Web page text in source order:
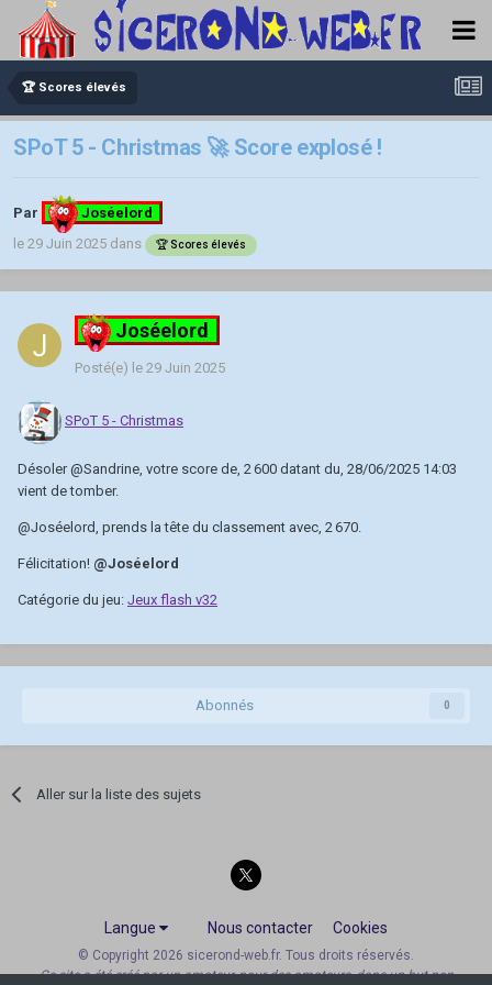
🏆 Scores élevés
SPoT 5 - Christmas 🚀 Score explosé !
Par
Joséelord
le 29 Juin 2025 dans 🏆 Scores élevés
Joséelord
Posté(e) le 29 Juin 2025
SPoT 5 - Christmas
Désoler@Sandrine , votre score de, 2 600 datant du, 28/06/2025 14:03
vient de tomber.
@Joséelord , prends la tête du classement avec, 2 670.
Félicitation! @Joséelord
Catégorie du jeu: Jeux flash v32
Abonnés 0
Aller sur la liste des sujets
Langue Nous contacter Cookies
© Copyright 2026 sicerond-web.fr. Tous droits réservés.
Ce site a été créé par un amateur, pour des amateurs, dans un but non